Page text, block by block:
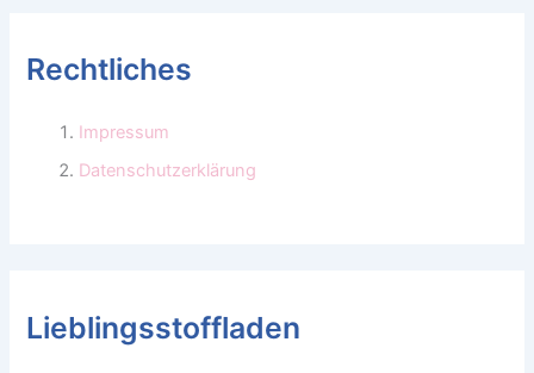
Rechtliches
Impressum
Datenschutzerklärung
Lieblingsstoffladen